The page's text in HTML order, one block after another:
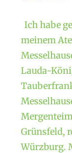
Ich habe
meinem
Lauda-
Grünsfeld,
Würzburg.